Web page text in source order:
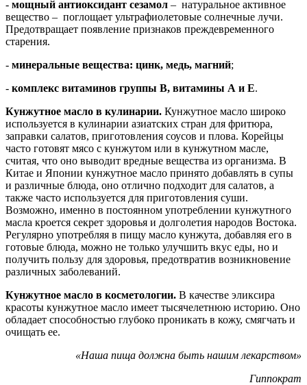
- мощный антиоксидант сезамол – натуральное активное
вещество – поглощает ультрафиолетовые солнечные лучи.
Предотвращает появление признаков преждевременного
старения.
- минеральные вещества: цинк, медь, магний;
- комплекс витаминов группы В, витамины А и Е.
Кунжутное масло в кулинарии. Кунжутное масло широко
используется в кулинарии азиатских стран для фритюра,
заправки салатов, приготовления соусов и плова. Корейцы
часто готовят мясо с кунжутом или в кунжутном масле,
считая, что оно выводит вредные вещества из организма. В
Китае и Японии кунжутное масло принято добавлять в супы
и различные блюда, оно отлично подходит для салатов, а
также часто используется для приготовления суши.
Возможно, именно в постоянном употреблении кунжутного
масла кроется секрет здоровья и долголетия народов Востока.
Регулярно употребляя в пищу масло кунжута, добавляя его в
готовые блюда, можно не только улучшить вкус еды, но и
получить пользу для здоровья, предотвратив возникновение
различных заболеваний.
Кунжутное масло в косметологии. В качестве эликсира
красоты кунжутное масло имеет тысячелетнюю историю. Оно
обладает способностью глубоко проникать в кожу, смягчать и
очищать ее.
«Наша пища должна быть нашим лекарством»
Гиппократ